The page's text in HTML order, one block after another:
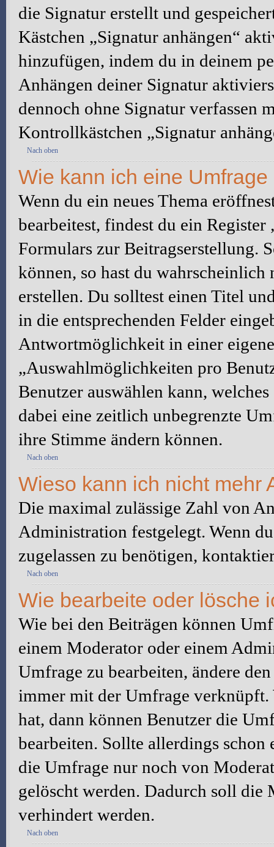
die Signatur erstellt und
Kästchen „Signatur anhängen“
hinzufügen, indem du in deinem
Anhängen deiner Signatur
dennoch ohne Signatur verfassen
Kontrollkästchen „Signatur
Nach oben
Wie kann ich eine
Wenn du ein neues Thema
bearbeitest, findest du ein
Formulars zur Beitragserstellung.
können, so hast du
erstellen. Du solltest einen Titel
in die entsprechenden Felder
Antwortmöglichkeit in einer
„Auswahlmöglichkeiten pro
Benutzer auswählen kann,
dabei eine zeitlich unbegrenzte
ihre Stimme ändern können.
Nach oben
Wieso kann ich nicht mehr
Die maximal zulässige Zahl von
Administration festgelegt. Wenn
zugelassen zu benötigen,
Nach oben
Wie bearbeite oder lösche
Wie bei den Beiträgen können
einem Moderator oder einem
Umfrage zu bearbeiten, ändere
immer mit der Umfrage verknüpft.
hat, dann können Benutzer die
bearbeiten. Sollte allerdings schon
die Umfrage nur noch von
gelöscht werden. Dadurch soll
verhindert werden.
Nach oben